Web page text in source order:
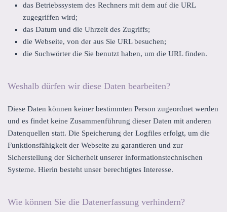
das Betriebssystem des Rechners mit dem auf die URL
zugegriffen wird;
das Datum und die Uhrzeit des Zugriffs;
die Webseite, von der aus Sie URL besuchen;
die Suchwörter die Sie benutzt haben, um die URL finden.
Weshalb dürfen wir diese Daten bearbeiten?
Diese Daten können keiner bestimmten Person zugeordnet werden
und es findet keine Zusammenführung dieser Daten mit anderen
Datenquellen statt. Die Speicherung der Logfiles erfolgt, um die
Funktionsfähigkeit der Webseite zu garantieren und zur
Sicherstellung der Sicherheit unserer informationstechnischen
Systeme. Hierin besteht unser berechtigtes Interesse.
Wie können Sie die Datenerfassung verhindern?